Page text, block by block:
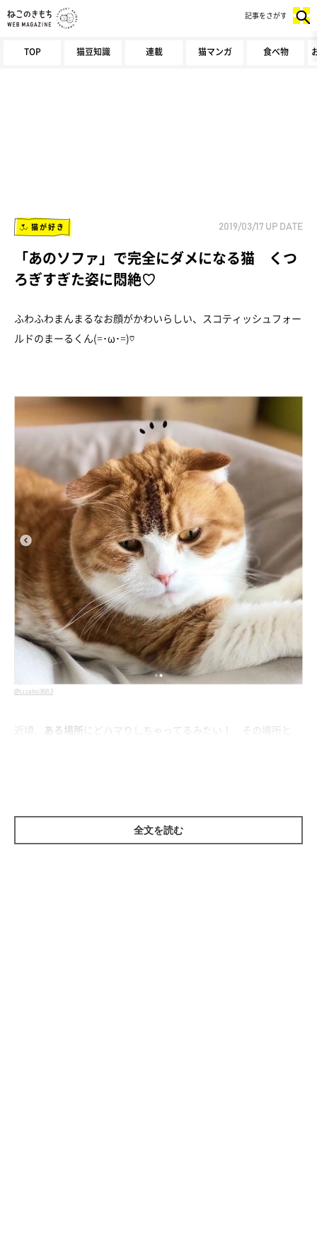
TOP 猫豆知識 連載 猫マンガ 食べ物
記事をさがす
猫が好き 2019/03/17 UP DATE
「あのソファ」で完全にダメになる猫 くつ
ろぎすぎた姿に悶絶♡
ふわふわまんまるなお顔がかわいらしい、スコティッシュフォー
ルドのまーるくん(=･ω･=)♡
@usako3883
近頃、 ある場所にどハマりしちゃってるみたい！ その場所と
全文を読む